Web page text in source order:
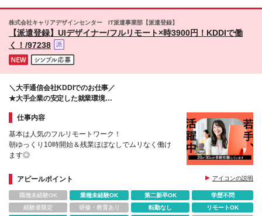
株式会社キャリアデザインセンター IT派遣事業部【派遣登録】
【派遣登録】UIデザイナー/フルリモート×時3900円！KDDIで働
く！/97238
＼大手通信会社KDDIでのお仕事／
★大手企業の安定した就業環境
仕事内容
基本は人気のフルリモートワーク！
朝ゆっくり10時開始＆残業ほぼなしでムリなく働け
ます◎
アピールポイント アイコンの説明
職種未経験OK 業種未経験OK 第二新卒OK
学歴不問
経験者限定
研修・教育あり 転勤なし
リモートOK